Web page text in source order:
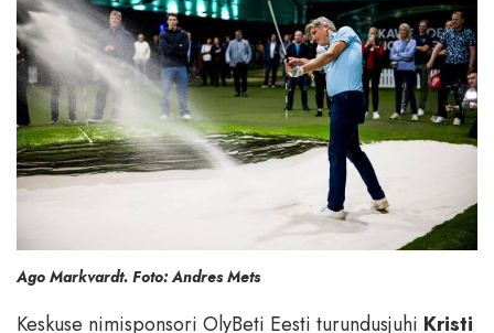
Ago Markvardt. Foto: Andres Mets
Keskuse nimisponsori OlyBeti Eesti turundusjuhi Kristi